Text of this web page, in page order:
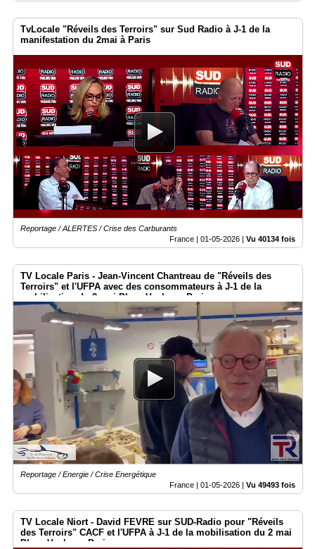
TvLocale "Réveils des Terroirs" sur Sud Radio à J-1 de la
manifestation du 2mai à Paris
Reportage / ALERTES / Crise des Carburants
France | 01-05-2026 | Vu 40134 fois
TV Locale Paris - Jean-Vincent Chantreau de "Réveils des
Terroirs" et l'UFPA avec des consommateurs à J-1 de la
mobilisation du 2 mai Place Vauban - Paris
Reportage / Energie / Crise Energétique
France | 01-05-2026 | Vu 49493 fois
TV Locale Niort - David FEVRE sur SUD-Radio pour "Réveils
des Terroirs" CACF et l'UFPA à J-1 de la mobilisation du 2 mai
Place Vauban - Paris